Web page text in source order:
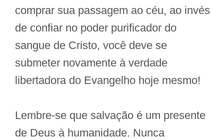
comprar sua passagem ao céu, ao invés
de confiar no poder purificador do
sangue de Cristo, você deve se
submeter novamente à verdade
libertadora do Evangelho hoje mesmo!
Lembre-se que salvação é um presente
de Deus à humanidade. Nunca